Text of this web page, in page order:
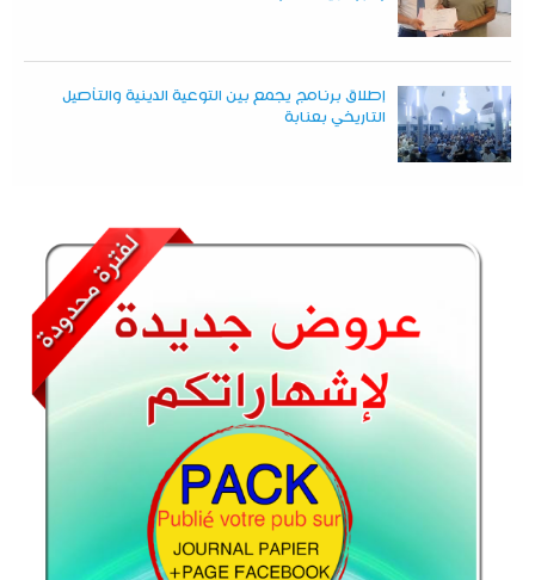
إطلاق برنامج يجمع بين التوعية الدينية والتأصيل
التاريخي بعنابة